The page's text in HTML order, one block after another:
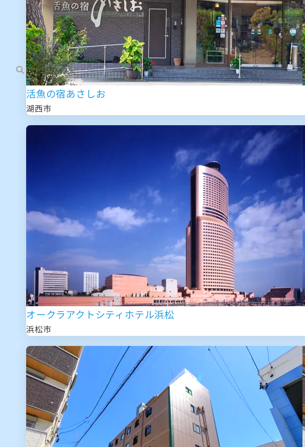
活魚の宿あさしお
湖西市
オークラアクトシティホテル浜松
浜松市